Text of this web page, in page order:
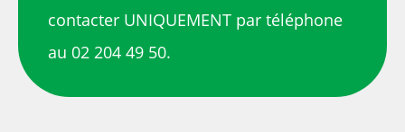
contacter UNIQUEMENT par téléphone
au 02 204 49 50.